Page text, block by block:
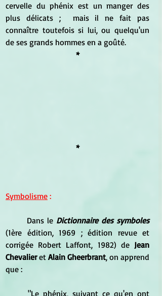
cervelle du phénix est un manger des
plus délicats ;  mais il ne fait pas
connaître toutefois si lui, ou quelqu'un
de ses grands hommes en a goûté.
*
*
Symbolisme :
	Dans le
Dictionnaire des symboles
(1ère édition, 1969 ; édition revue et
corrigée Robert Laffont, 1982) de Jean
Chevalier et Alain Gheerbrant, on apprend
que :